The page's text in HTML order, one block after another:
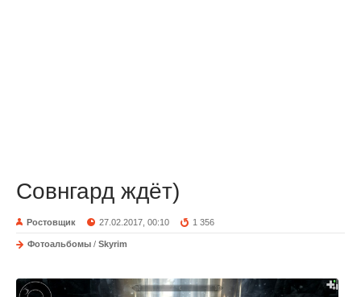
Совнгард ждёт)
Ростовщик 27.02.2017, 00:10 1 356
Фотоальбомы / Skyrim